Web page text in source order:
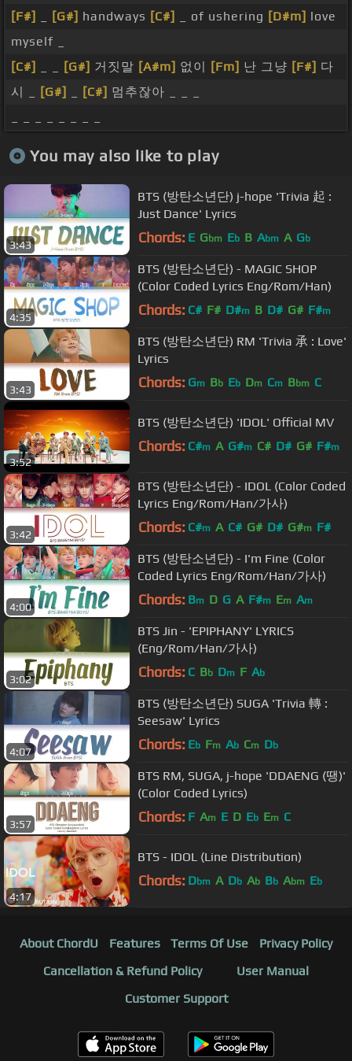
[F#]
[G#] handways [C#] _ of ushering [D#m] love
myself _
[C#]
[G#] 거짓말 [A#m] 없이 [Fm] 난 그냥 [F#] 다
시 _
[G#] [C#] 멈추잖아 _ _ _
You may also like to play
3:43
BTS (방탄소년단) j-hope 'Trivia 起 :
Just Dance' Lyrics
Chords: E Gbm Eb B Abm A Gb
4:35
BTS (방탄소년단) - MAGIC SHOP
(Color Coded Lyrics Eng/Rom/Han)
Chords: C# F# D#m B D# G# F#m
3:43
BTS (방탄소년단) RM 'Trivia 承 : Love'
Lyrics
Chords: Gm Bb Eb Dm Cm Bbm C
3:52
BTS (방탄소년단) 'IDOL' Official MV
Chords: C#m A G#m C# D# G# F#m
3:42
BTS (방탄소년단) - IDOL (Color Coded
Lyrics Eng/Rom/Han/가사)
Chords: C#m A C# G# D# G#m F#
4:00
BTS (방탄소년단) - I'm Fine (Color
Coded Lyrics Eng/Rom/Han/가사)
Chords: Bm D G A F#m Em Am
3:02
BTS Jin - 'EPIPHANY' LYRICS
(Eng/Rom/Han/가사)
Chords: C Bb Dm F Ab
4:07
BTS (방탄소년단) SUGA 'Trivia 轉 :
Seesaw' Lyrics
Chords: Eb Fm Ab Cm Db
3:57
BTS RM, SUGA, j-hope 'DDAENG (땡)'
(Color Coded Lyrics)
Chords: F Am E D Eb Em C
4:17
BTS - IDOL (Line Distribution)
Chords: Dbm A Db Ab Bb Abm Eb
About ChordU Features Terms Of Use
Privacy Policy
Cancellation & Refund Policy
User Manual
Customer Support